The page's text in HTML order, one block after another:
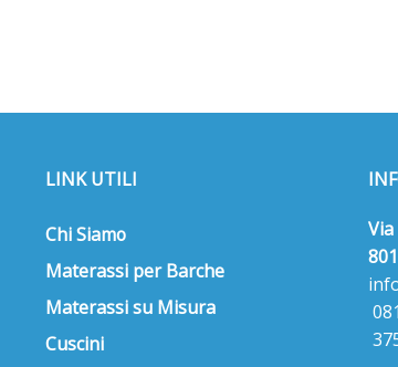
LINK UTILI
Chi Siamo
Materassi per Barche
Materassi su Misura
Cuscini